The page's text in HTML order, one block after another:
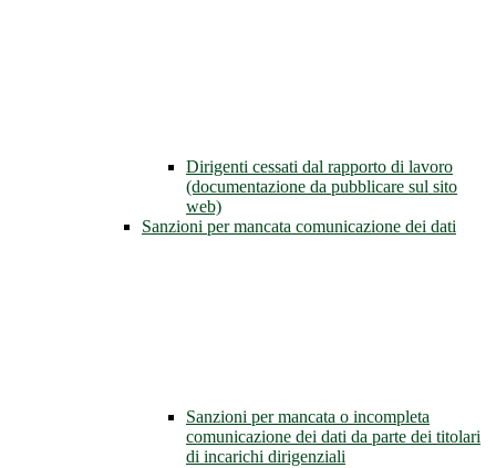
Dirigenti cessati dal rapporto di lavoro
(documentazione da pubblicare sul sito
web)
Sanzioni per mancata comunicazione dei dati
Sanzioni per mancata o incompleta
comunicazione dei dati da parte dei titolari
di incarichi dirigenziali